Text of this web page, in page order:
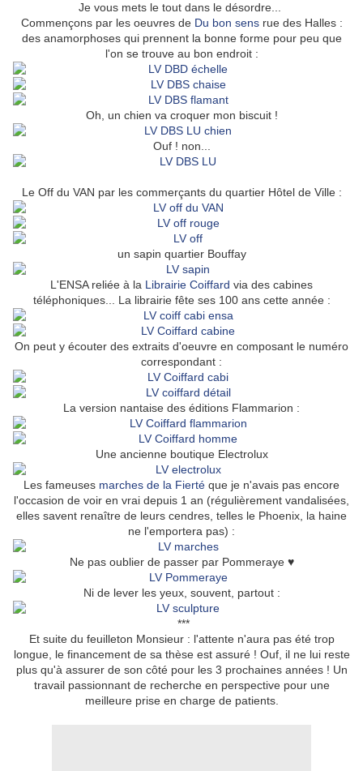
Je vous mets le tout dans le désordre...
Commençons par les oeuvres de Du bon sensrue des Halles :
des anamorphoses qui prennent la bonne forme pour peu que
l'on se trouve au bon endroit :
Oh, un chien va croquer mon biscuit !
Ouf ! non...
Le Off du VAN par les commerçants du quartier Hôtel de Ville :
un sapin quartier Bouffay
L'ENSA reliée à la Librairie Coiffard via des cabines
téléphoniques... La librairie fête ses 100 ans cette année :
On peut y écouter des extraits d'oeuvre en composant le numéro
correspondant :
La version nantaise des éditions Flammarion :
Une ancienne boutique Electrolux
Les fameuses marches de la Fierté que je n'avais pas encore
l'occasion de voir en vrai depuis 1 an (régulièrement vandalisées,
elles savent renaître de leurs cendres, telles le Phoenix, la haine
ne l'emportera pas) :
Ne pas oublier de passer par Pommeraye ♥
Ni de lever les yeux, souvent, partout :
***
Et suite du feuilleton Monsieur : l'attente n'aura pas été trop
longue, le financement de sa thèse est assuré ! Ouf, il ne lui reste
plus qu'à assurer de son côté pour les 3 prochaines années ! Un
travail passionnant de recherche en perspective pour une
meilleure prise en charge de patients.